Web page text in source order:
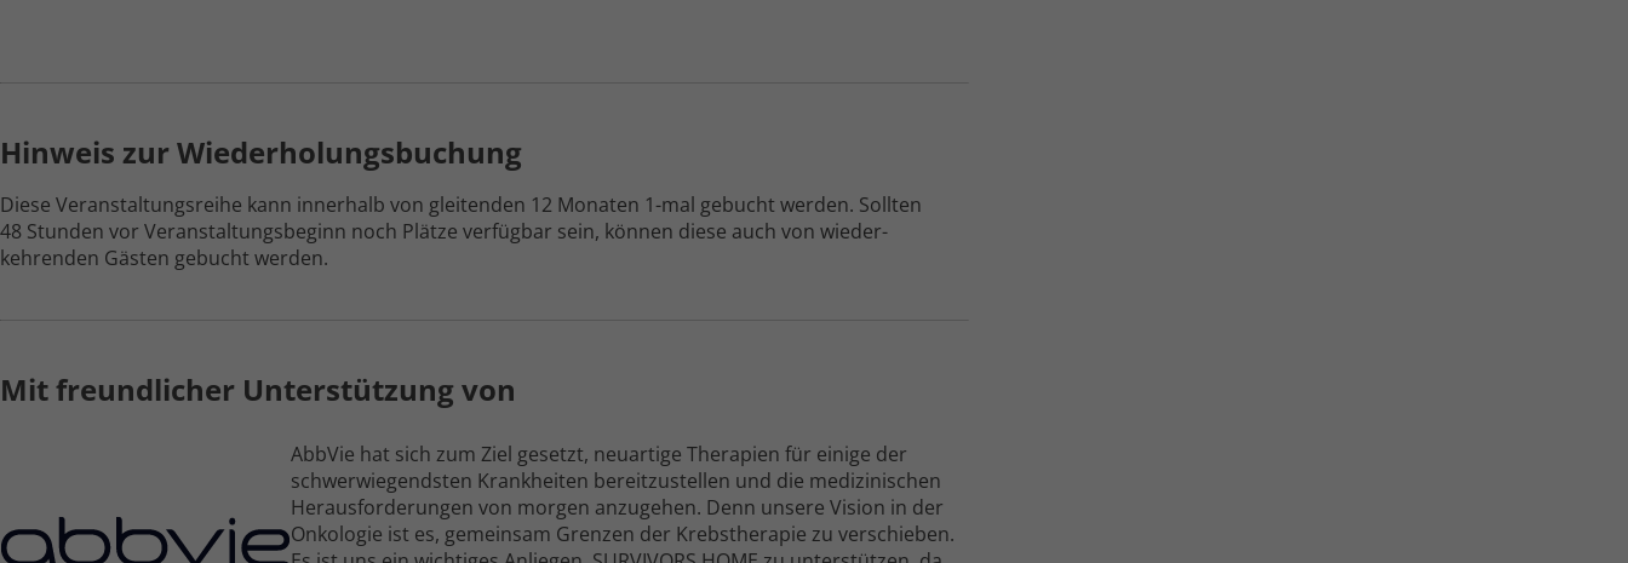
Hinweis zur Wiederholungs­buchung
Diese Veranstaltungs­reihe kann inner­halb von gleitenden 12 Monaten 1-mal gebucht werden. Sollten
48 Stunden vor Veranstaltungs­beginn noch Plätze ver­fügbar sein, können diese auch von wieder­
kehrenden Gästen gebucht werden.
Mit freundlicher Unterstützung von
AbbVie hat sich zum Ziel gesetzt, neuartige Therapien für einige der
schwer­wiegendsten Krank­heiten bereit­zu­stellen und die medizinischen
Heraus­forderungen von morgen anzugehen. Denn unsere Vision in der
Onkologie ist es, gemeinsam Grenzen der Krebs­therapie zu verschieben.